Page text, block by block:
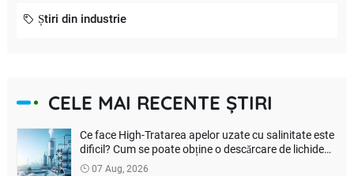
Știri din industrie
CELE MAI RECENTE ȘTIRI
Ce face High-Tratarea apelor uzate cu salinitate este
dificil? Cum se poate obține o descărcare de lichide
zero adevărată?
07 Aug, 2026